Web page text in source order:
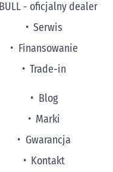
BULL - oficjalny dealer
Serwis
Finansowanie
Trade-in
Blog
Marki
Gwarancja
Kontakt